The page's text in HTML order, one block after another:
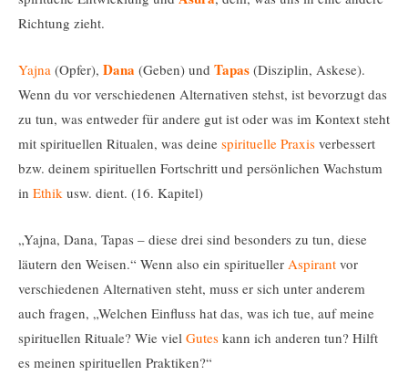
Richtung zieht.
Yajna (Opfer), Dana (Geben) und Tapas (Disziplin, Askese).
Wenn du vor verschiedenen Alternativen stehst, ist bevorzugt das
zu tun, was entweder für andere gut ist oder was im Kontext steht
mit spirituellen Ritualen, was deine spirituelle Praxis verbessert
bzw. deinem spirituellen Fortschritt und persönlichen Wachstum
in Ethik usw. dient. (16. Kapitel)
„Yajna, Dana, Tapas – diese drei sind besonders zu tun, diese
läutern den Weisen.“ Wenn also ein spiritueller Aspirant vor
verschiedenen Alternativen steht, muss er sich unter anderem
auch fragen, „Welchen Einfluss hat das, was ich tue, auf meine
spirituellen Rituale? Wie viel Gutes kann ich anderen tun? Hilft
es meinen spirituellen Praktiken?“